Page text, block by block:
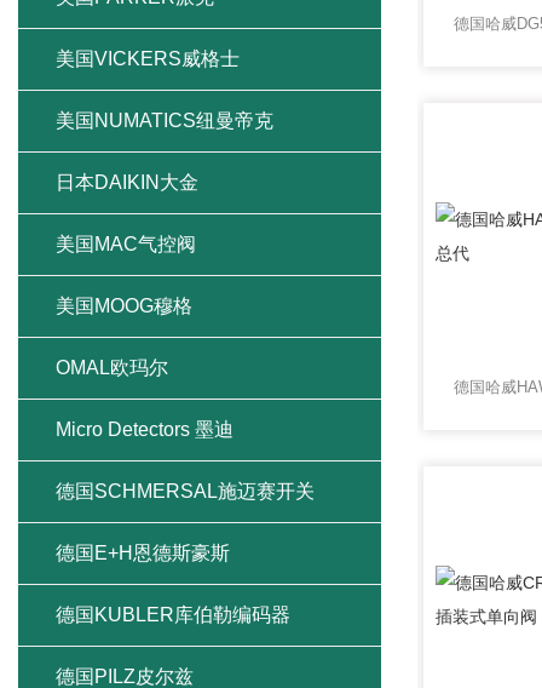
美国VICKERS威格士
美国NUMATICS纽曼帝克
日本DAIKIN大金
美国MAC气控阀
美国MOOG穆格
OMAL欧玛尔
Micro Detectors 墨迪
德国SCHMERSAL施迈赛开关
德国E+H恩德斯豪斯
德国KUBLER库伯勒编码器
德国PILZ皮尔兹